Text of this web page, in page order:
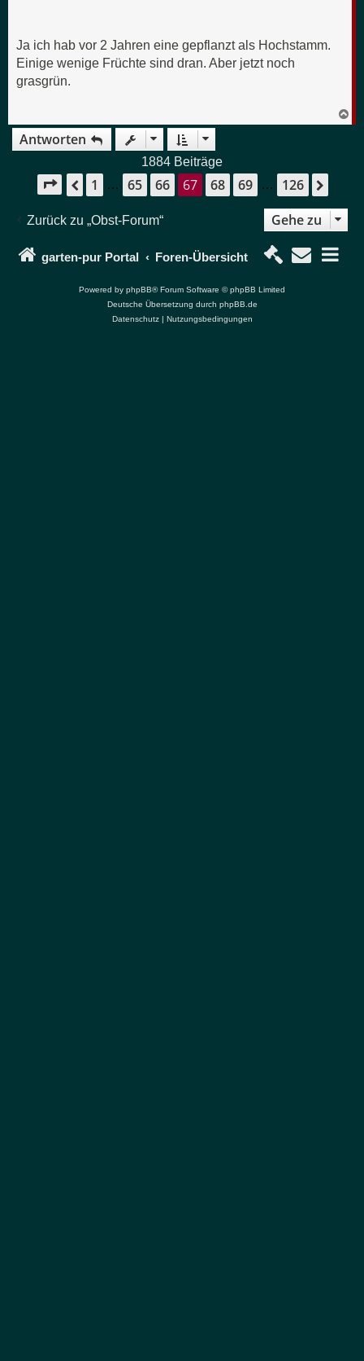
Ja ich hab vor 2 Jahren eine gepflanzt als Hochstamm.
Einige wenige Früchte sind dran. Aber jetzt noch
grasgrün.
a
Antworten
1884 Beiträge
Seite 67 von126
Vorherige
1 … 65 66 67 68 69 … 126
Zurück zu „Obst-Forum“ Gehe zu
garten-pur Portal Foren-Übersicht
Powered by phpBB® Forum Software © phpBB Limited
Deutsche Übersetzung durch phpBB.de
Datenschutz| Nutzungsbedingungen